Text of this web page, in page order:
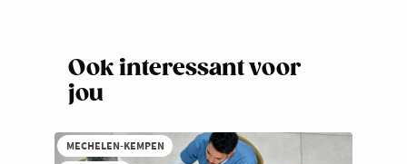
Ook interessant voor
jou
MECHELEN-KEMPEN